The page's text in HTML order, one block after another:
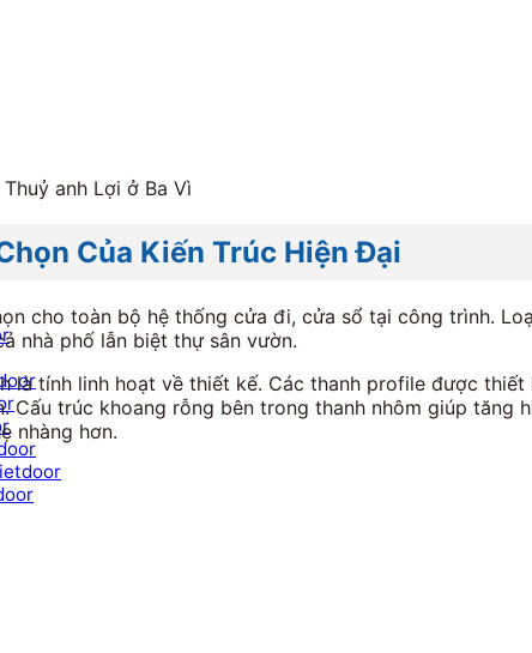
anh Lợi ở Ba Vì
Của Kiến Trúc Hiện Đại
cho toàn bộ hệ thống cửa đi, cửa sổ tại công trình.
nhà phố lẫn biệt thự sân vườn.
tính linh hoạt về thiết kế. Các thanh profile được
trúc khoang rỗng bên trong thanh nhôm giúp tăng
nhàng hơn.